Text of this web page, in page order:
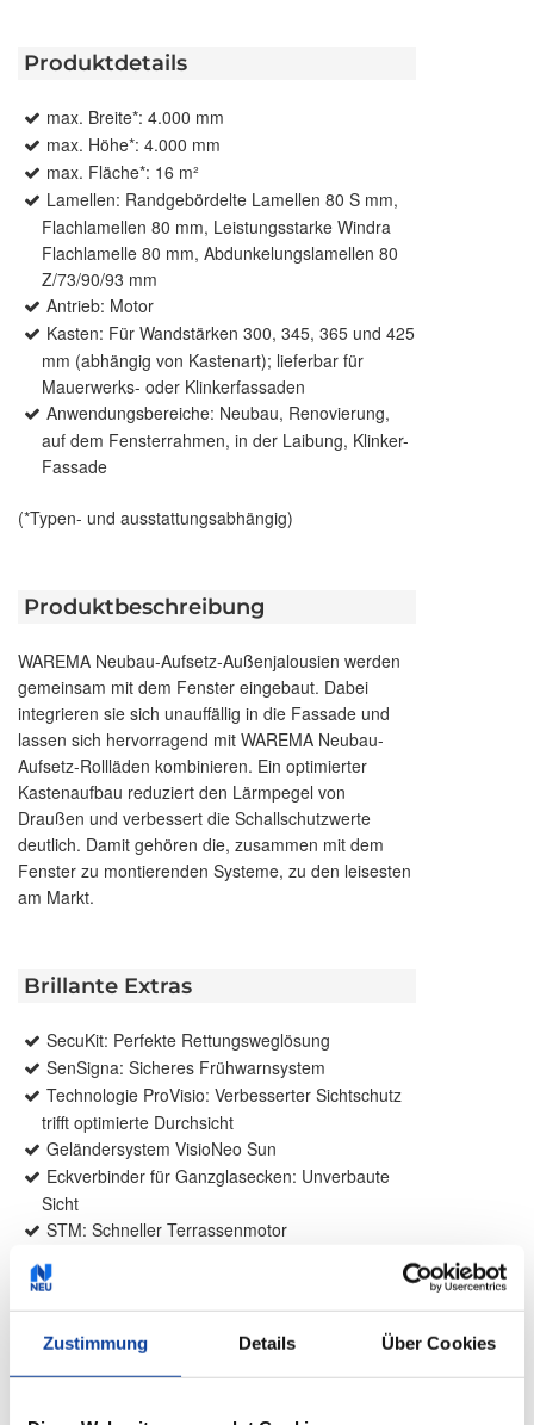
Zustimmung Details Über Cookies
Produktdetails
max. Breite*: 4.000 mm
max. Höhe*: 4.000 mm
max. Fläche*: 16 m²
Lamellen: Randgebördelte Lamellen 80 S mm,
Flachlamellen 80 mm, Leistungsstarke Windra
Flachlamelle 80 mm, Abdunkelungslamellen 80
Z/73/90/93 mm
Antrieb: Motor
Kasten: Für Wandstärken 300, 345, 365 und 425
mm (abhängig von Kastenart); lieferbar für
Mauerwerks- oder Klinkerfassaden
Anwendungsbereiche: Neubau, Renovierung,
auf dem Fensterrahmen, in der Laibung, Klinker-
Fassade
(*Typen- und ausstattungsabhängig)
Produktbeschreibung
WAREMA Neubau-Aufsetz-Außenjalousien werden
gemeinsam mit dem Fenster eingebaut. Dabei
integrieren sie sich unauffällig in die Fassade und
lassen sich hervorragend mit WAREMA Neubau-
Aufsetz-Rollläden kombinieren. Ein optimierter
Kastenaufbau reduziert den Lärmpegel von
Draußen und verbessert die Schallschutzwerte
deutlich. Damit gehören die, zusammen mit dem
Fenster zu montierenden Systeme, zu den leisesten
am Markt.
Brillante Extras
SecuKit: Perfekte Rettungsweglösung
SenSigna: Sicheres Frühwarnsystem
Technologie ProVisio: Verbesserter Sichtschutz
trifft optimierte Durchsicht
Geländersystem VisioNeo Sun
Eckverbinder für Ganzglasecken: Unverbaute
Sicht
STM: Schneller Terrassenmotor
slowturn: Präzise Lamellenpositionierung
Integrierter Insektenschutz
Weitere Informationen zu